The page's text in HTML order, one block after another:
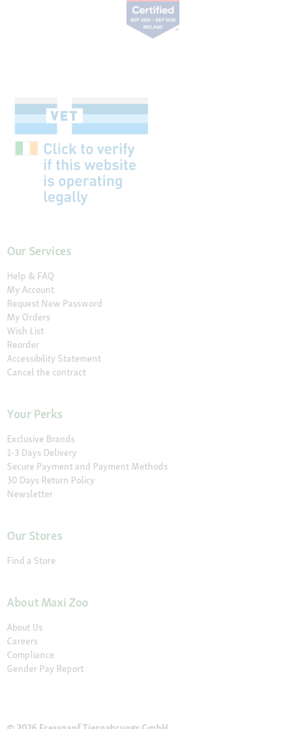
Our Services
Help & FAQ
My Account
Request New Password
My Orders
Wish List
Reorder
Accessibility Statement
Cancel the contract
Your Perks
Exclusive Brands
1-3 Days Delivery
Secure Payment and Payment Methods
30 Days Return Policy
Newsletter
Our Stores
Find a Store
About Maxi Zoo
About Us
Careers
Compliance
Gender Pay Report